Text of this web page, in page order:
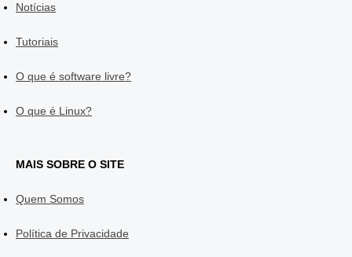
Notícias
Tutoriais
O que é software livre?
O que é Linux?
MAIS SOBRE O SITE
Quem Somos
Política de Privacidade